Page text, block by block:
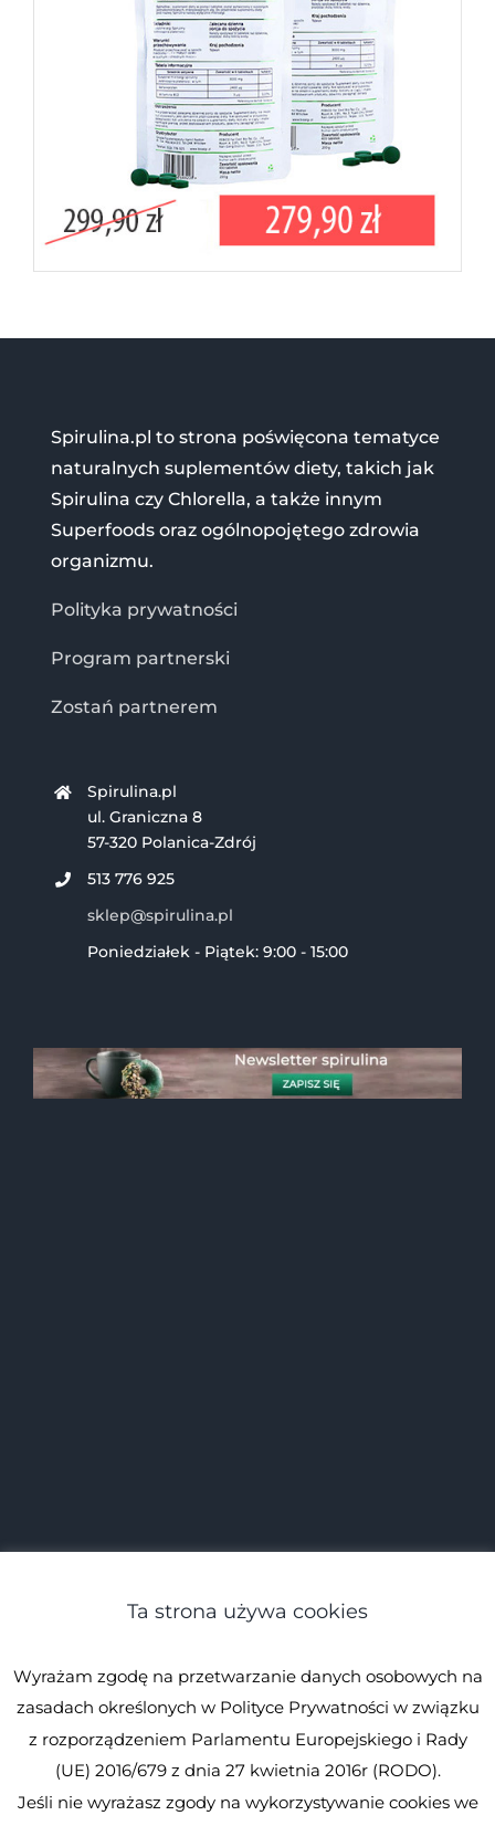
Spirulina.pl to strona poświęcona tematyce
naturalnych suplementów diety, takich jak
Spirulina czy Chlorella, a także innym
Superfoods oraz ogólnopojętego zdrowia
organizmu.
Polityka prywatności
Program partnerski
Zostań partnerem
Spirulina.pl
ul. Graniczna 8
57-320 Polanica-Zdrój
513 776 925
sklep@spirulina.pl
Poniedziałek - Piątek: 9:00 - 15:00
Ta strona używa cookies
Wyrażam zgodę na przetwarzanie danych osobowych na
zasadach określonych w Polityce Prywatności w związku
z rozporządzeniem Parlamentu Europejskiego i Rady
(UE) 2016/679 z dnia 27 kwietnia 2016r (RODO).
Jeśli nie wyrażasz zgody na wykorzystywanie cookies we